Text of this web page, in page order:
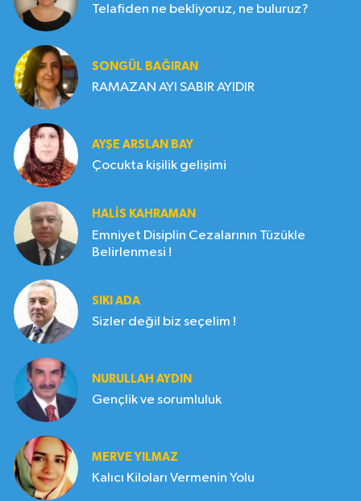
Telafiden ne bekliyoruz, ne buluruz?
SONGÜL BAĞIRAN
RAMAZAN AYI SABIR AYIDIR
AYŞE ARSLAN BAY
Çocukta kişilik gelişimi
HALIS KAHRAMAN
Emniyet Disiplin Cezalarının Tüzükle
Belirlenmesi !
SIKI ADA
Sizler değil biz seçelim !
NURULLAH AYDIN
Gençlik ve sorumluluk
MERVE YILMAZ
Kalıcı Kiloları Vermenin Yolu